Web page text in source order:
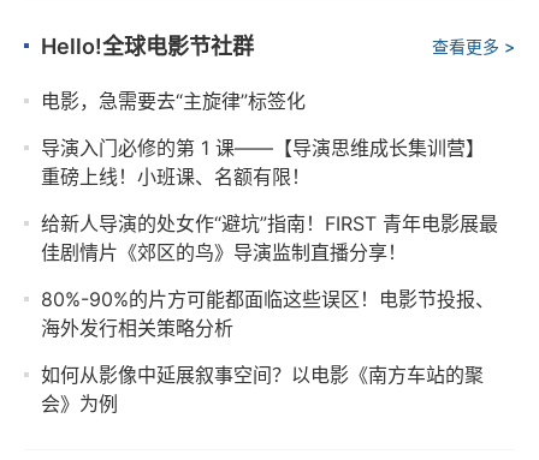
Hello!全球电影节社群 查看更多 >
电影，急需要去“主旋律”标签化
导演入门必修的第 1 课——【导演思维成长集训营】
重磅上线！小班课、名额有限！
给新人导演的处女作“避坑”指南！FIRST 青年电影展最
佳剧情片《郊区的鸟》导演监制直播分享！
80%-90%的片方可能都面临这些误区！电影节投报、
海外发行相关策略分析
如何从影像中延展叙事空间？以电影《南方车站的聚
会》为例